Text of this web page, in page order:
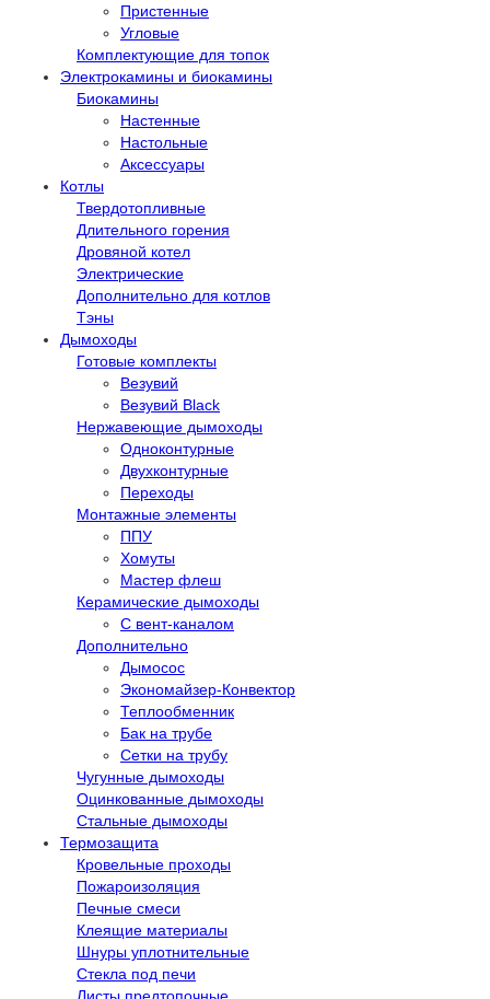
Пристенные
Угловые
Комплектующие для топок
Электрокамины и биокамины
Биокамины
Настенные
Настольные
Аксессуары
Котлы
Твердотопливные
Длительного горения
Дровяной котел
Электрические
Дополнительно для котлов
Тэны
Дымоходы
Готовые комплекты
Везувий
Везувий Black
Нержавеющие дымоходы
Одноконтурные
Двухконтурные
Переходы
Монтажные элементы
ППУ
Хомуты
Мастер флеш
Керамические дымоходы
С вент-каналом
Дополнительно
Дымосос
Экономайзер-Конвектор
Теплообменник
Бак на трубе
Сетки на трубу
Чугунные дымоходы
Оцинкованные дымоходы
Стальные дымоходы
Термозащита
Кровельные проходы
Пожароизоляция
Печные смеси
Клеящие материалы
Шнуры уплотнительные
Стекла под печи